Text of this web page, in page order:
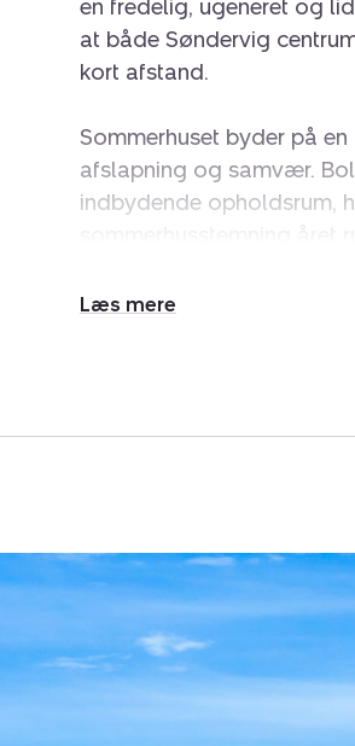
en fredelig, ugeneret og
at både Søndervig
kort afstand.
Sommerhuset byder på
afslapning og samvær.
indbydende opholdsrum,
Den afskærmede grund
Her får I et klassisk